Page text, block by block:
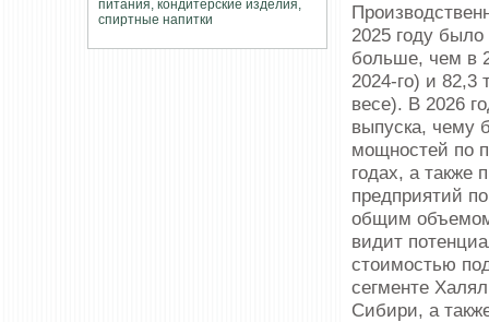
2025 году
больше, чем в
2024-го) и
весе). В 2026
выпуска, чему
мощностей по
годах, а также
предприятий
общим
видит
стоимостью
сегменте
Сибири, а